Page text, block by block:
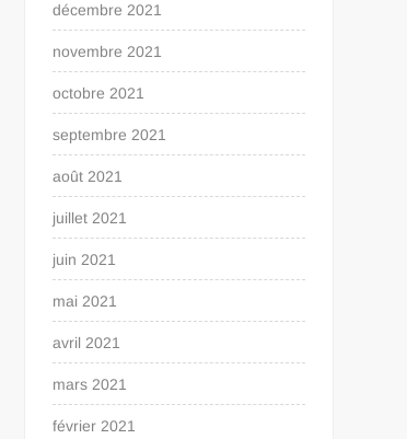
décembre 2021
novembre 2021
octobre 2021
septembre 2021
août 2021
juillet 2021
juin 2021
mai 2021
avril 2021
mars 2021
février 2021